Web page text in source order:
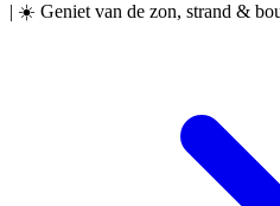
| ☀️ Geniet van de zon, strand &